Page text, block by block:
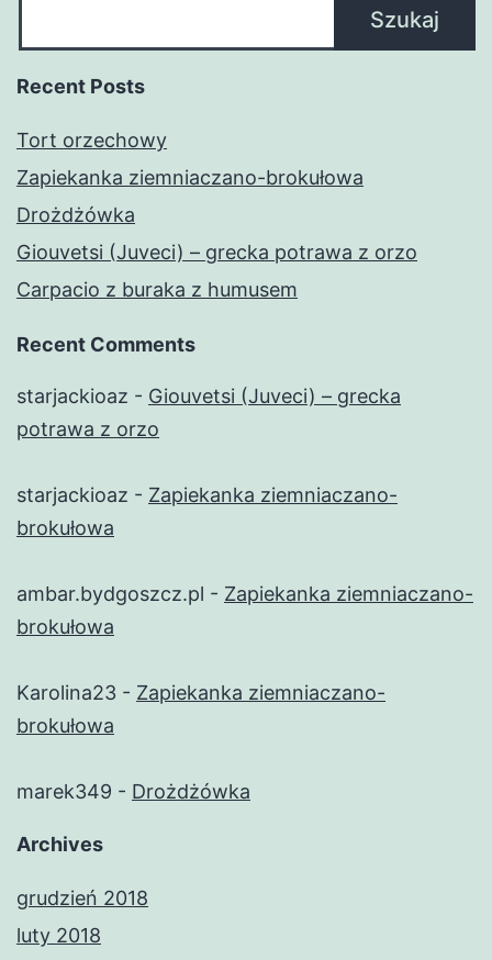
Szukaj
Recent Posts
Tort orzechowy
Zapiekanka ziemniaczano-brokułowa
Drożdżówka
Giouvetsi (Juveci) – grecka potrawa z orzo
Carpacio z buraka z humusem
Recent Comments
starjackioaz - Giouvetsi (Juveci) – grecka
potrawa z orzo
starjackioaz - Zapiekanka ziemniaczano-
brokułowa
ambar.bydgoszcz.pl - Zapiekanka ziemniaczano-
brokułowa
Karolina23 - Zapiekanka ziemniaczano-
brokułowa
marek349 - Drożdżówka
Archives
grudzień 2018
luty 2018